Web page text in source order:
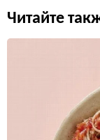
Читайте